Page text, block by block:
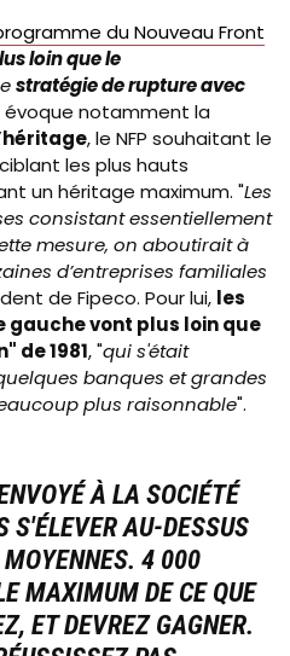
du Nouveau Front
loin que le
stratégie de rupture avec
évoque notamment la
, le NFP souhaitant le
les plus hauts
un héritage maximum. "Les
consistant essentiellement
mesure, on aboutirait à
d’entreprises familiales
de Fipeco. Pour lui, les
gauche vont plus loin que
de 1981, "qui s'était
banques et grandes
plus raisonnable".
À LA SOCIÉTÉ
S'ÉLEVER AU-DESSUS
4 000
MAXIMUM DE CE QUE
ET DEVREZ GAGNER.